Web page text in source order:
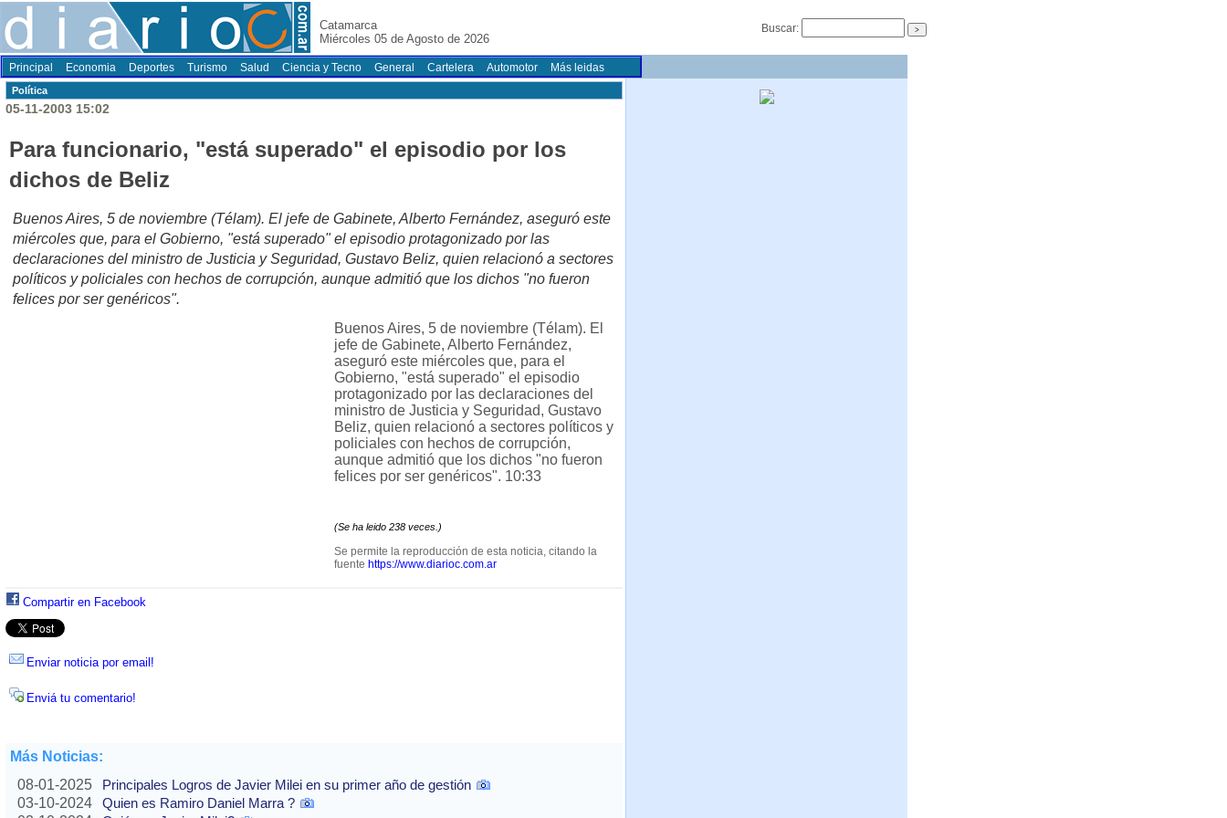
Catamarca
Miércoles 05 de Agosto de 2026
Buscar:
Principal Economia Deportes Turismo Salud Ciencia y Tecno General Cartelera Automotor Más leidas
Polí­tica
05-11-2003 15:02
Para funcionario, "está superado" el episodio por los
dichos de Beliz
Buenos Aires, 5 de noviembre (Télam). El jefe de Gabinete, Alberto Fernández, aseguró este
miércoles que, para el Gobierno, "está superado" el episodio protagonizado por las
declaraciones del ministro de Justicia y Seguridad, Gustavo Beliz, quien relacionó a sectores
políticos y policiales con hechos de corrupción, aunque admitió que los dichos "no fueron
felices por ser genéricos".
Buenos Aires, 5 de noviembre (Télam). El
jefe de Gabinete, Alberto Fernández,
aseguró este miércoles que, para el
Gobierno, "está superado" el episodio
protagonizado por las declaraciones del
ministro de Justicia y Seguridad, Gustavo
Beliz, quien relacionó a sectores políticos y
policiales con hechos de corrupción,
aunque admitió que los dichos "no fueron
felices por ser genéricos". 10:33
(Se ha leido 238 veces.)
Se permite la reproducción de esta noticia, citando la
fuente https://www.diarioc.com.ar
Compartir en Facebook
Enviar noticia por email!
Enviá tu comentario!
Más Noticias:
08-01-2025
Principales Logros de Javier Milei en su primer año de gestión
03-10-2024
Quien es Ramiro Daniel Marra ?